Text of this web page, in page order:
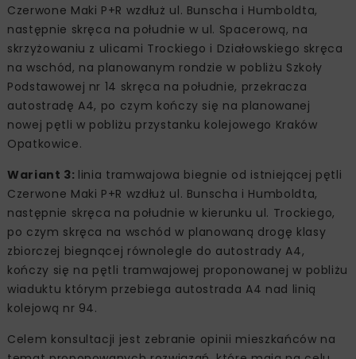
Czerwone Maki P+R wzdłuż ul. Bunscha i Humboldta,
następnie skręca na południe w ul. Spacerową, na
skrzyżowaniu z ulicami Trockiego i Działowskiego skręca
na wschód, na planowanym rondzie w pobliżu Szkoły
Podstawowej nr 14 skręca na południe, przekracza
autostradę A4, po czym kończy się na planowanej
nowej pętli w pobliżu przystanku kolejowego Kraków
Opatkowice.
Wariant 3: linia tramwajowa biegnie od istniejącej pętli
Czerwone Maki P+R wzdłuż ul. Bunscha i Humboldta,
następnie skręca na południe w kierunku ul. Trockiego,
po czym skręca na wschód w planowaną drogę klasy
zbiorczej biegnącej równolegle do autostrady A4,
kończy się na pętli tramwajowej proponowanej w pobliżu
wiaduktu którym przebiega autostrada A4 nad linią
kolejową nr 94.
Celem konsultacji jest zebranie opinii mieszkańców na